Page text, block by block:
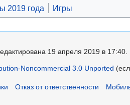
2019 года Игры
19 апреля 2019 в 17:40.
Noncommercial 3.0 Unported
Отказ от ответственности